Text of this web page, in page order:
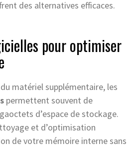
des alternatives efficaces.
pour optimiser
matériel supplémentaire, les
permettent souvent de
d’espace de stockage.
et d’optimisation
de votre mémoire interne sans